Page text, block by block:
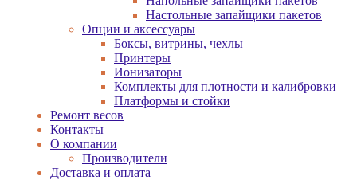
Настольные запайщики пакетов
Опции и аксессуары
Боксы, витрины, чехлы
Принтеры
Ионизаторы
Комплекты для плотности и калибровки
Платформы и стойки
Ремонт весов
Контакты
О компании
Производители
Доставка и оплата